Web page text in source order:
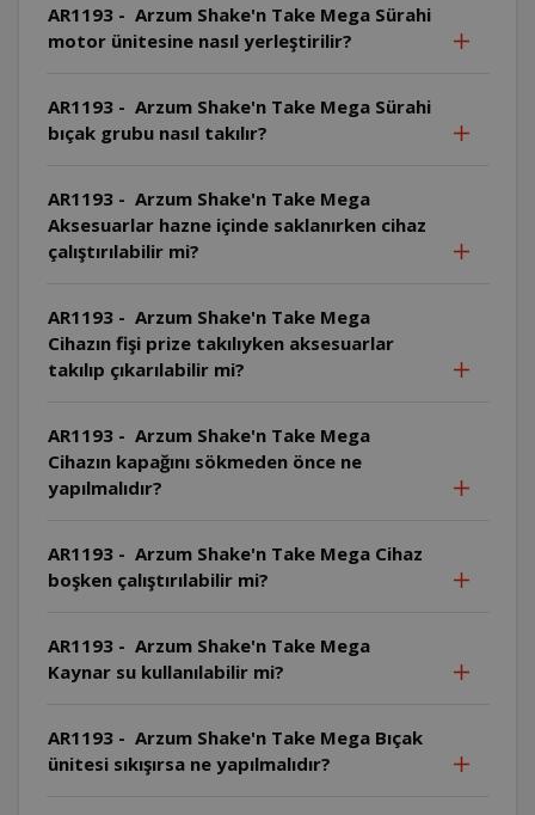
AR1193 - Arzum Shake'n Take Mega Sürahi
motor ünitesine nasıl yerleştirilir?
AR1193 - Arzum Shake'n Take Mega Sürahi
bıçak grubu nasıl takılır?
AR1193 - Arzum Shake'n Take Mega
Aksesuarlar hazne içinde saklanırken cihaz
çalıştırılabilir mi?
AR1193 - Arzum Shake'n Take Mega
Cihazın fişi prize takılıyken aksesuarlar
takılıp çıkarılabilir mi?
AR1193 - Arzum Shake'n Take Mega
Cihazın kapağını sökmeden önce ne
yapılmalıdır?
AR1193 - Arzum Shake'n Take Mega Cihaz
boşken çalıştırılabilir mi?
AR1193 - Arzum Shake'n Take Mega
Kaynar su kullanılabilir mi?
AR1193 - Arzum Shake'n Take Mega Bıçak
ünitesi sıkışırsa ne yapılmalıdır?